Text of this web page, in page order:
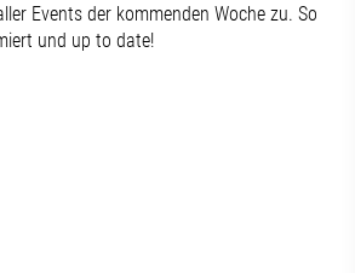
Events der kommenden Woche zu. So
und up to date!